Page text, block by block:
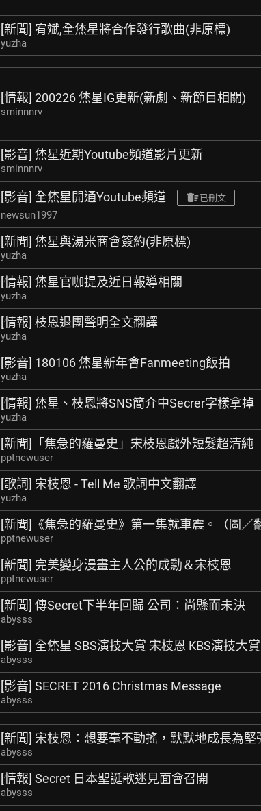
[新聞] 宥斌,全烋星將合作發行歌曲(非原標)
yuzha
[情報] 200226 烋星IG更新(新劇、新節目相關)
sminnnrv
[影音] 烋星近期Youtube頻道影片更新
sminnnrv
[影音] 全烋星開通Youtube頻道 已刪文
newsun1997
[新聞] 烋星與湯米商會簽約(非原標)
yuzha
[情報] 烋星官咖提及近日報導相關
yuzha
[情報] 枝恩退團聲明全文翻譯
yuzha
[影音] 180106 烋星新年會Fanmeeting飯拍
yuzha
[情報] 烋星、枝恩將SNS簡介中Secrer字樣拿掉
yuzha
[新聞]「焦急的羅曼史」宋枝恩戲外短髮超清純
pptnewuser
[歌詞] 宋枝恩 - Tell Me 歌詞中文翻譯
yuzha
[新聞]《焦急的羅曼史》第一集就車震 。（圖／
pptnewuser
[新聞] 完美變身漫畫主人公的成勳＆宋枝恩
pptnewuser
[新聞] 傳Secret下半年回歸 公司：尚懸而未決
abysss
[影音] 全烋星 SBS演技大賞 宋枝恩 KBS演技大賞
abysss
[影音] SECRET 2016 Christmas Message
abysss
[新聞] 宋枝恩：想要毫不動搖，默默地成長為堅
abysss
[情報] Secret 日本聖誕歌迷見面會召開
abysss